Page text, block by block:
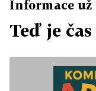
Informace už
Teď je